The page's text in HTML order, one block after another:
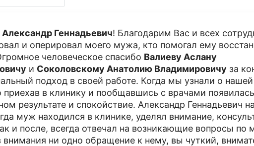
Александр Геннадьевич! Благодарим Вас и всех
и оперировал моего мужа, кто помогал ему
человеческое спасибо Валиеву Аслану
и Соколовскому Анатолию Владимировичу за
подход в своей работе. Когда мы узнали о
приехав в клинику и пообщавшись с врачами
результате и спокойствие. Александр Геннадьевич
муж находился в клинике, уделял внимание,
и после, всегда отвечал на возникающие вопросы по
внимания ни одно обращение к нему, вы чуткий,